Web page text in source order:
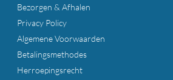
Bezorgen & Afhalen
Privacy Policy
Algemene Voorwaarden
Betalingsmethodes
Herroepingsrecht